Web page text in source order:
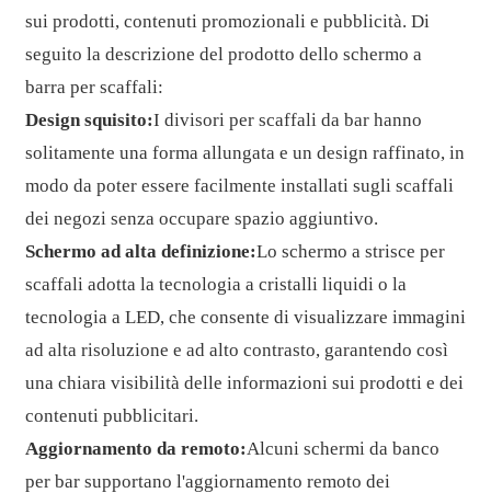
sui prodotti, contenuti promozionali e pubblicità. Di
seguito la descrizione del prodotto dello schermo a
barra per scaffali:
Design squisito:I divisori per scaffali da bar hanno
solitamente una forma allungata e un design raffinato, in
modo da poter essere facilmente installati sugli scaffali
dei negozi senza occupare spazio aggiuntivo.
Schermo ad alta definizione:Lo schermo a strisce per
scaffali adotta la tecnologia a cristalli liquidi o la
tecnologia a LED, che consente di visualizzare immagini
ad alta risoluzione e ad alto contrasto, garantendo così
una chiara visibilità delle informazioni sui prodotti e dei
contenuti pubblicitari.
Aggiornamento da remoto:Alcuni schermi da banco
per bar supportano l'aggiornamento remoto dei